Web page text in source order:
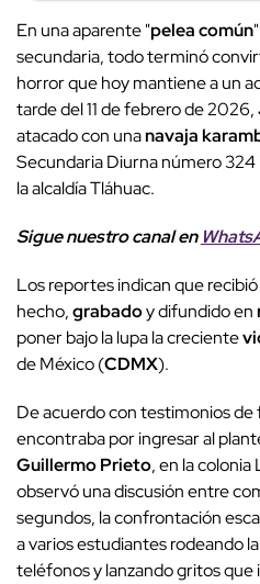
En una aparente "pelea común
secundaria, todo terminó
horror que hoy mantiene a un
tarde del 11 de febrero de 2026,
atacado con unanavaja
Secundaria Diurna número
la alcaldía Tláhuac.
Sigue nuestro canal en
Los reportes indican que
hecho,grabadoy difundido en
poner bajo la lupa la creciente
de México (CDMX).
De acuerdo con testimonios de
encontraba por ingresar al
Guillermo Prieto, en la
observó una discusión entre
segundos, la confrontación
a varios estudiantes rodeando
teléfonos y lanzando gritos que